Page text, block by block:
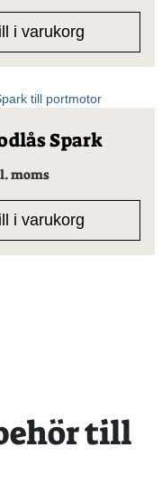
i varukorg
Spark
moms
i varukorg
till